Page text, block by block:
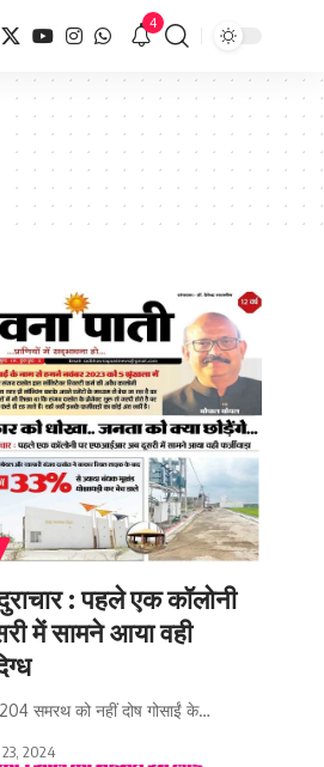
4
: पहले एक कॉलोनी
में सामने आया वही
समरथ को नहीं दोष गोसाईं के…
2024